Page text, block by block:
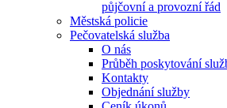
půjčovní a provozní řád
Městská policie
Pečovatelská služba
O nás
Průběh poskytování
Kontakty
Objednání služby